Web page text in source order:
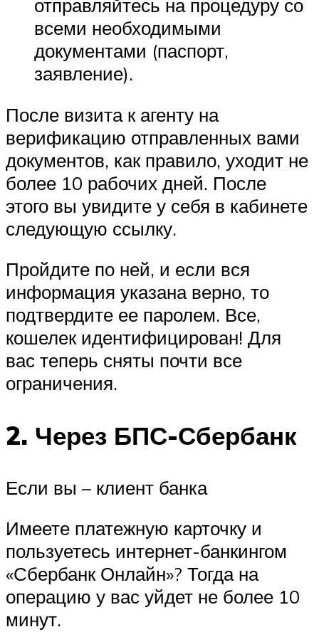
отправляйтесь на процедуру со
всеми необходимыми
документами (паспорт,
заявление).
После визита к агенту на
верификацию отправленных вами
документов, как правило, уходит не
более 10 рабочих дней. После
этого вы увидите у себя в кабинете
следующую ссылку.
Пройдите по ней, и если вся
информация указана верно, то
подтвердите ее паролем. Все,
кошелек идентифицирован! Для
вас теперь сняты почти все
ограничения.
2. Через БПС-Сбербанк
Если вы – клиент банка
Имеете платежную карточку и
пользуетесь интернет-банкингом
«Сбербанк Онлайн»? Тогда на
операцию у вас уйдет не более 10
минут.